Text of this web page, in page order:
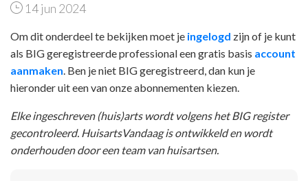
14 jun 2024
Om dit onderdeel te bekijken moet je ingelogd zijn of je kunt
als BIG geregistreerde professional een gratis basis account
aanmaken . Ben je niet BIG geregistreerd, dan kun je
hieronder uit een van onze abonnementen kiezen.
Elke ingeschreven (huis)arts wordt volgens het BIG register
gecontroleerd. HuisartsVandaag is ontwikkeld en wordt
onderhouden door een team van huisartsen.